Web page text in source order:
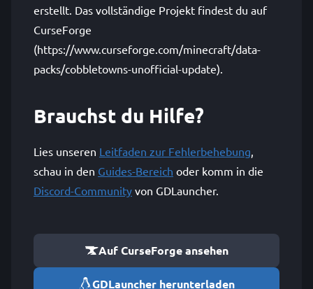
erstellt. Das vollständige Projekt findest du auf
CurseForge
(https://www.curseforge.com/minecraft/data-
packs/cobbletowns-unofficial-update).
Brauchst du Hilfe?
Lies unseren Leitfaden zur Fehlerbehebung,
schau in den Guides-Bereich oder komm in die
Discord-Community von GDLauncher.
Auf CurseForge ansehen
GDLauncher herunterladen